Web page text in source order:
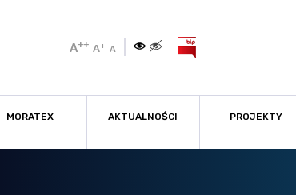
A++ A+ A
MORATEX AKTUALNOŚCI PROJEKTY